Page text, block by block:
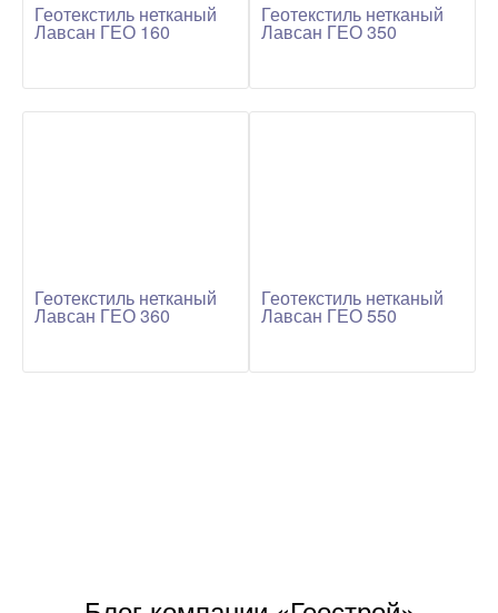
Геотекстиль нетканый
Лавсан ГЕО 160
Геотекстиль нетканый
Лавсан ГЕО 350
Геотекстиль нетканый
Лавсан ГЕО 360
Геотекстиль нетканый
Лавсан ГЕО 550